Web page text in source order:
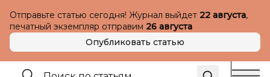
Отправьте статью сегодня! Журнал выйдет 22 августа,
печатный экземпляр отправим 26 августа
Опубликовать статью